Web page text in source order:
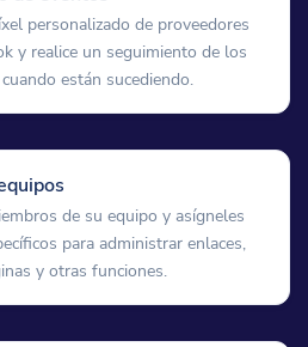
personalizado de proveedores
y realice un seguimiento de los
están sucediendo.
de su equipo y asígneles
para administrar enlaces,
y otras funciones.